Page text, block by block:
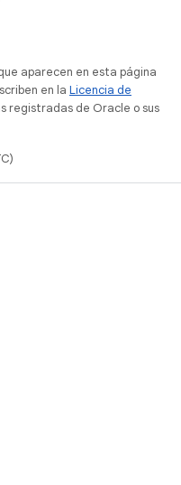
aparecen en esta página
en la Licencia de
registradas de Oracle o sus